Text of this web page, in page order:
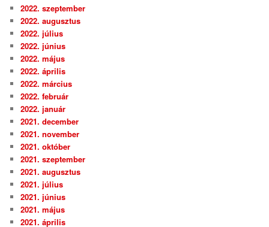
2022. szeptember
2022. augusztus
2022. július
2022. június
2022. május
2022. április
2022. március
2022. február
2022. január
2021. december
2021. november
2021. október
2021. szeptember
2021. augusztus
2021. július
2021. június
2021. május
2021. április